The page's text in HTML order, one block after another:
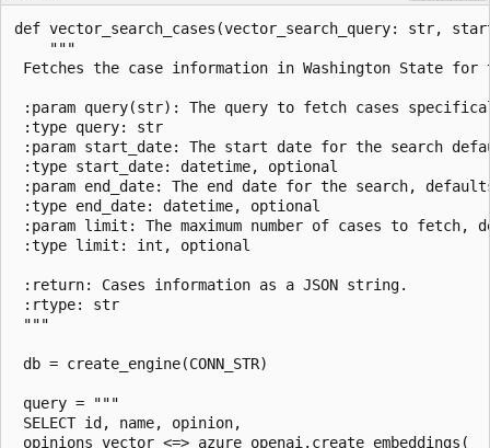
def vector_search_cases(vector_search_query: str,
    """
Fetches the case information in Washington State
:param query(str): The query to fetch cases
:type query: str
:param start_date: The start date for the search
:type start_date: datetime, optional
:param end_date: The end date for the search,
:type end_date: datetime, optional
:param limit: The maximum number of cases to fetch,
:type limit: int, optional
:return: Cases information as a JSON string.
:rtype: str
"""
db = create_engine(CONN_STR)
query = """
SELECT id, name, opinion,
opinions_vector <=> azure_openai.create_embeddings(